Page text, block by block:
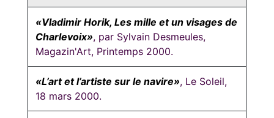
«Vladimir Horik, Les mille et un visages de
Charlevoix», par Sylvain Desmeules,
Magazin'Art, Printemps 2000.
«L’art et l’artiste sur le navire», Le Soleil,
18 mars 2000.